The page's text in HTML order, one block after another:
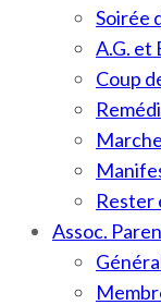
Soirée
A.G. et
Coup
Rester
Assoc.